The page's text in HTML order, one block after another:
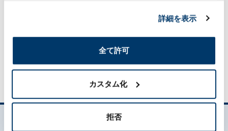
詳細を表示
全て許可
カスタム化
拒否
MORILOG一覧